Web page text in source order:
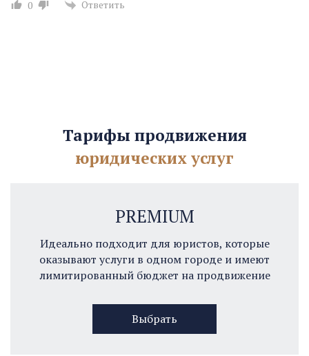
0 Ответить
Тарифы продвижения
юридических услуг
PREMIUM
Идеально подходит для юристов, которые
оказывают услуги в одном городе и имеют
лимитированный бюджет на продвижение
Выбрать